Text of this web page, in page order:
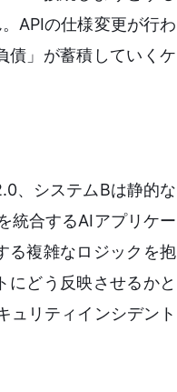
APIの仕様変更が行わ
債」が蓄積していくケ
、システムBは静的な
統合するAIアプリケー
る複雑なロジックを抱
にどう反映させるかと
ュリティインシデント